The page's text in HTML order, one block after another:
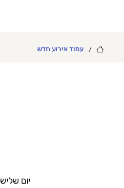
/ עמוד אירוע חדש
יום